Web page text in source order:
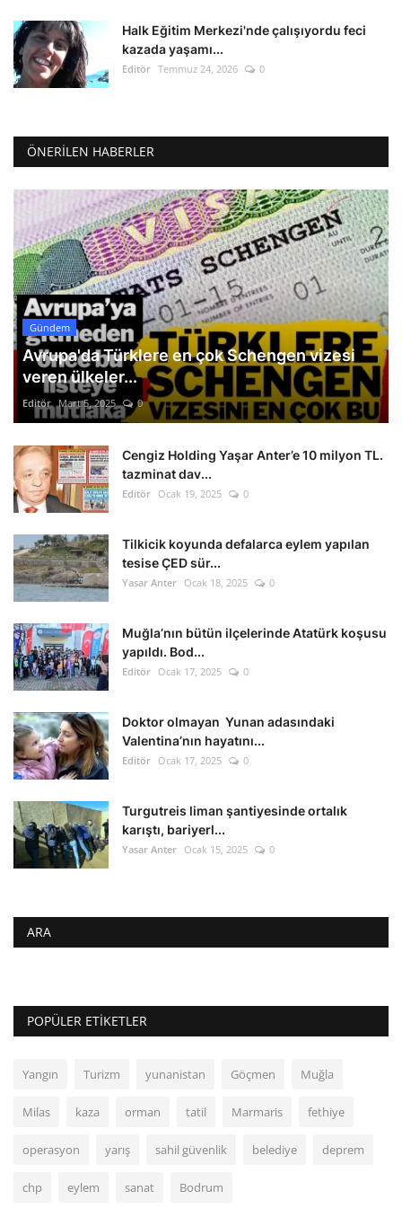
Halk Eğitim Merkezi'nde çalışıyordu feci
kazada yaşamı...
Editör Temmuz 24, 2026 0
ÖNERILEN HABERLER
Gündem
Avrupa'da Türklere en çok Schengen vizesi
veren ülkeler...
Editör Mart 5, 2025 0
Cengiz Holding Yaşar Anter’e 10 milyon TL.
tazminat dav...
Editör Ocak 19, 2025 0
Tilkicik koyunda defalarca eylem yapılan
tesise ÇED sür...
Yasar Anter Ocak 18, 2025 0
Muğla’nın bütün ilçelerinde Atatürk koşusu
yapıldı. Bod...
Editör Ocak 17, 2025 0
Doktor olmayan Yunan adasındaki
Valentina’nın hayatını...
Editör Ocak 17, 2025 0
Turgutreis liman şantiyesinde ortalık
karıştı, bariyerl...
Yasar Anter Ocak 15, 2025 0
ARA
POPÜLER ETIKETLER
Yangın Turizm yunanistan Göçmen Muğla
Milas kaza orman tatil Marmaris fethiye
operasyon yarış sahil güvenlik belediye deprem
chp eylem sanat Bodrum